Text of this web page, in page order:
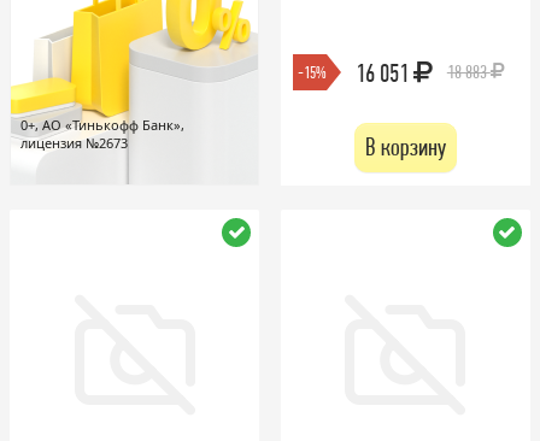
0+, АО «Тинькофф Банк»,
лицензия №2673
-15% 16 051 18 883
В корзину